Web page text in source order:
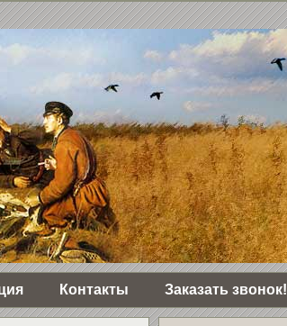
Контакты Заказать звонок!